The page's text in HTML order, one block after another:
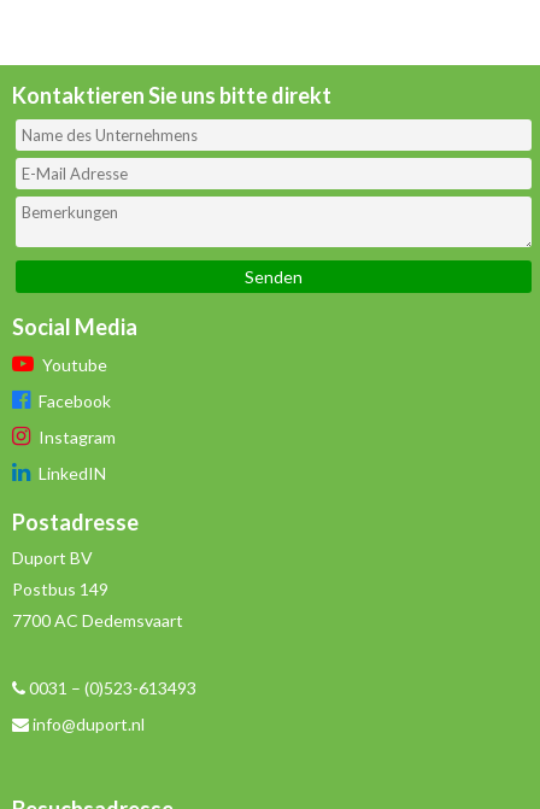
Kontaktieren Sie uns bitte direkt
Social Media
Youtube
Facebook
Instagram
LinkedIN
Postadresse
Duport BV
Postbus 149
7700 AC Dedemsvaart
0031 – (0)523-613493
info@duport.nl